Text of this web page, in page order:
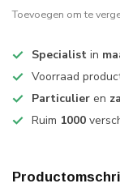
Toevoegen om te
Specialist in
Voorraad
Particulier en
Ruim 1000